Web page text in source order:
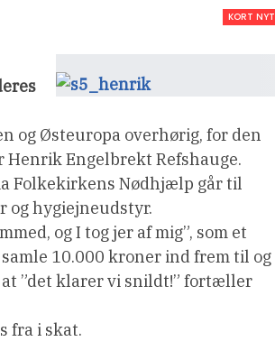
KORT NYT
og Østeuropa overhørig, for den
Engelbrekt Refshauge.
Folkekirkens Nødhjælp går til
og hygiejneudstyr.
og I tog jer af mig”, som et
10.000 kroner ind frem til og
”det klarer vi snildt!” fortæller
fra i skat.